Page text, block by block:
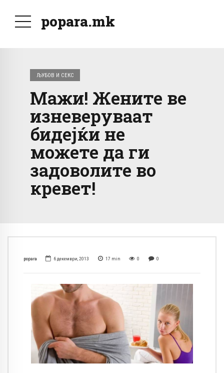
popara.mk
ЉУБОВ И СЕКС
Мажи! Жените ве
изневеруваат
бидејќи не
можете да ги
задоволите во
кревет!
popara 6 декември, 2013 17 min 0 0